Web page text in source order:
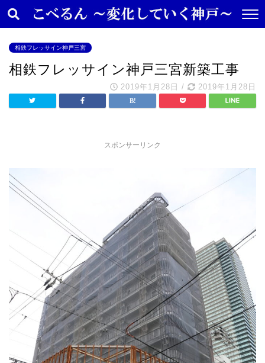
相鉄フレッサイン神戸三宮
相鉄フレッサイン神戸三宮新築工事
2019年1月28日 / 2019年1月28日
スポンサーリンク